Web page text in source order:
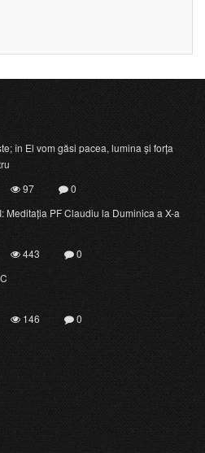
în El vom găsi pacea, lumina și forța
97
0
Meditația PF Claudiu la Duminica a X-a
443
0
146 0